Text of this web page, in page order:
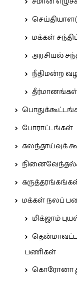
செய்தியாளர்
மக்கள்
அரசியல்
நீதிமன்ற
போராட்டங்கள்
கலந்தாய்வுக்
மக்கள் நலப்
மிக்ஜாம்
தென்மாவட்ட
பணிகள்
கொரோனா